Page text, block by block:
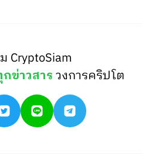
CryptoSiam
ข่าวสารวงการคริปโต